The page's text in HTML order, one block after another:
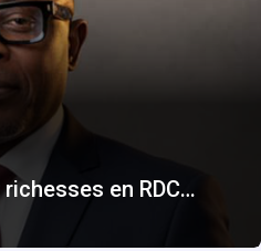
en RDC…